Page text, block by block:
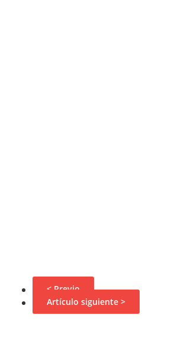
< Previo
Artículo siguiente >